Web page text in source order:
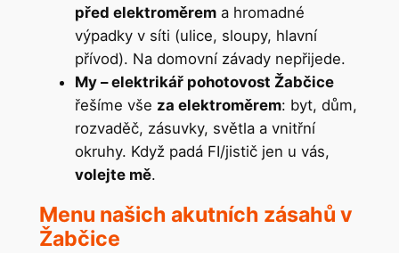
před elektroměrema hromadné
výpadky v síti (ulice, sloupy, hlavní
přívod). Na domovní závady nepřijede.
My – elektrikář pohotovost Žabčice
řešíme vše za elektroměrem: byt, dům,
rozvaděč, zásuvky, světla a vnitřní
okruhy. Když padá FI/jistič jen u vás,
volejte mě.
Menu našich akutních zásahů v
Žabčice